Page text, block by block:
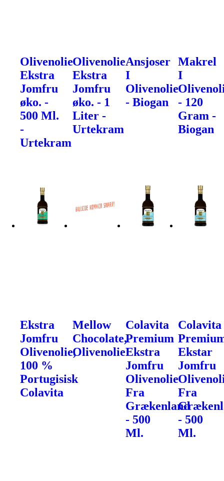
Olivenolie
Ekstra
Jomfru
øko. -
500 Ml.
-
Urtekram
Olivenolie
Ekstra
Jomfru
øko. - 1
Liter -
Urtekram
Ansjoser
I
Olivenolie
- Biogan
Makrel
I
- 120
Gram -
Biogan
Ekstra
Jomfru
Olivenolie,
100 %
Portugisisk
Colavita
Mellow
Chocolate,
Olivenolie
Colavita
Premium
Ekstra
Jomfru
Olivenolie
Fra
Grækenland
- 500
Ml.
Colavita
Ekstar
Jomfru
Fra
- 500
Ml.